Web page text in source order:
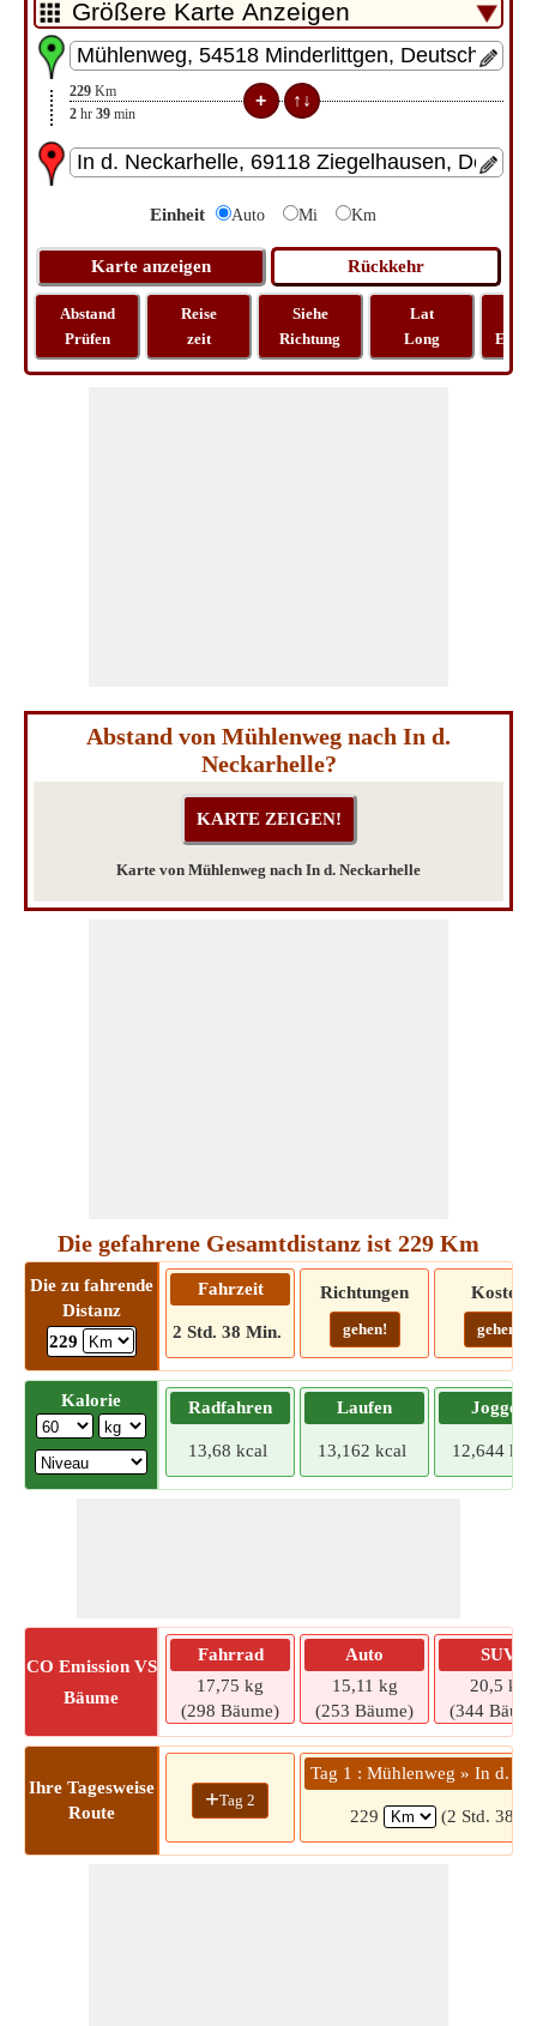
229 Km
2 hr 39 min
Einheit Auto Mi Km
Abstand
Prüfen
Reise
zeit
Siehe
Richtung
Lat
Long
Abstand von Mühlenweg nach In d.
Neckarhelle?
Karte von Mühlenweg nach In d. Neckarhelle
Die gefahrene Gesamtdistanz ist 229 Km
Die zu fahrende
Distanz
229
Fahrzeit
2 Std. 38 Min.
Richtungen
gehen!
Kosten
gehen!
Kalorie Radfahren
13,68 kcal
Laufen
13,162 kcal
Joggen
12,644
CO Emission VS
Bäume
Fahrrad
17,75 kg
(298 Bäume)
Auto
15,11 kg
(253 Bäume)
SUV
20,5 kg
(344
Ihre Tagesweise
Route
+Tag 2
Tag 1 : Mühlenweg » In d.
229 (2 Std. 38